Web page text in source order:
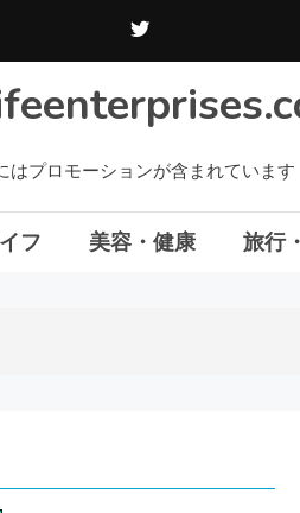
はプロモーションが含まれています
フ 美容・健康 旅行